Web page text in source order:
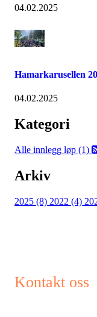
04.02.2025
Hamarkarusellen
04.02.2025
Kategori
Alle innlegg løp (1)
Arkiv
2025 (8) 2022 (4)
Kontakt oss